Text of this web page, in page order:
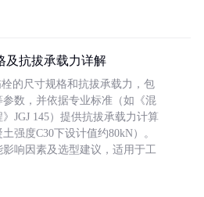
及抗拔承载力详解
的尺寸规格和抗拔承载力，包
数，并依据专业标准（如《混
JGJ 145）提供抗拔承载力计算
强度C30下设计值约80kN）。
响因素及选型建议，适用于工